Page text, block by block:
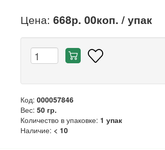
Цена:668р. 00коп. / упак
Код:000057846
Вес:50 гр.
Количество в упаковке: 1 упак
Наличие: < 10